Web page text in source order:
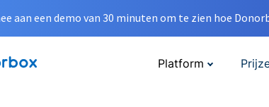
aan een demo van 30 minuten om te zien hoe
Platform